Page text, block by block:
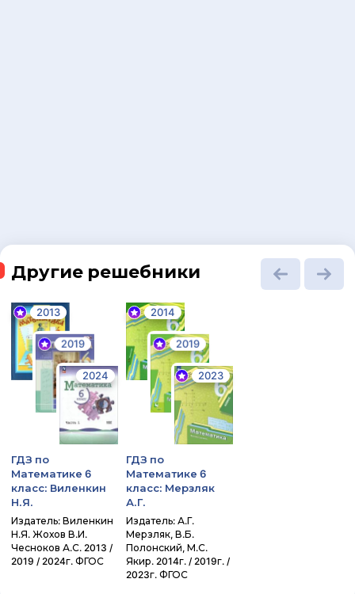
Другие решебники
2013
2019
2024
ГДЗ по
Математике 6
класс: Виленкин
Н.Я.
Издатель: Виленкин
Н.Я. Жохов В.И.
Чесноков А.С. 2013 /
2019 / 2024г. ФГОС
2014
2019
2023
ГДЗ по
Математике 6
класс: Мерзляк
А.Г.
Издатель: А.Г.
Мерзляк, В.Б.
Полонский, М.С.
Якир. 2014г. / 2019г. /
2023г. ФГОС